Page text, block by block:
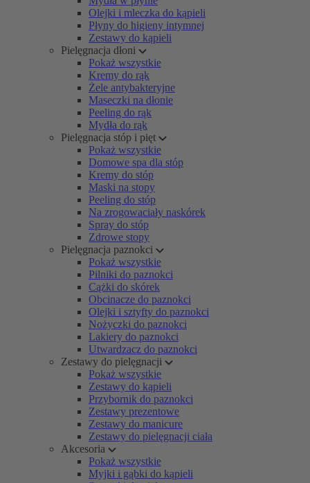
Olejki i mleczka do kąpieli
Płyny do higieny intymnej
Zestawy do kąpieli
Pielęgnacja dłoni
Pokaż wszystkie
Kremy do rąk
Żele antybakteryjne
Maseczki na dłonie
Peeling do rąk
Mydła do rąk
Pielęgnacja stóp i pięt
Pokaż wszystkie
Domowe spa dla stóp
Kremy do stóp
Maski na stopy
Peeling do stóp
Na zrogowaciały naskórek
Spray do stóp
Zdrowe stopy
Pielęgnacja paznokci
Pokaż wszystkie
Pilniki do paznokci
Cążki do skórek
Obcinacze do paznokci
Olejki i sztyfty do paznokci
Nożyczki do paznokci
Lakiery do paznokci
Utwardzacz do paznokci
Zestawy do pielęgnacji
Pokaż wszystkie
Zestawy do kąpieli
Przybornik do paznokci
Zestawy prezentowe
Zestawy do manicure
Zestawy do pielęgnacji ciała
Akcesoria
Pokaż wszystkie
Myjki i gąbki do kąpieli